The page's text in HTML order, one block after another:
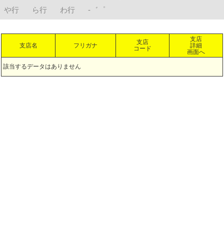
や行
ら行 わ行 -゛゜
支店名 フリガナ
支店
コード
支店
詳細
画面へ
該当するデータはありません